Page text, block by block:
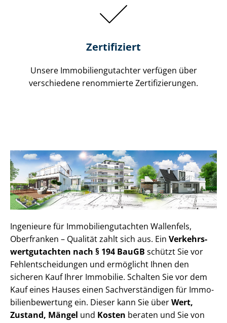
Zertifiziert
Unsere Immobilien­gutachter verfügen über
verschiedene renommierte Zer­ti­fi­zie­run­gen.
Ingenieure für Im­mo­bi­li­en­gut­ach­ten Wallenfels,
Oberfranken – Qualität zahlt sich aus. Ein Ver­kehrs­
wert­gut­ach­ten nach § 194 BauGB schützt Sie vor
Fehl­ent­schei­dun­gen und ermöglicht Ihnen den
sicheren Kauf Ihrer Immobilie. Schalten Sie vor dem
Kauf eines Hauses einen Sach­ver­stän­di­gen für Im­mo­
bi­li­en­be­wer­tung ein. Dieser kann Sie überWert,
Zustand, Mängel und Kosten beraten und Sie von